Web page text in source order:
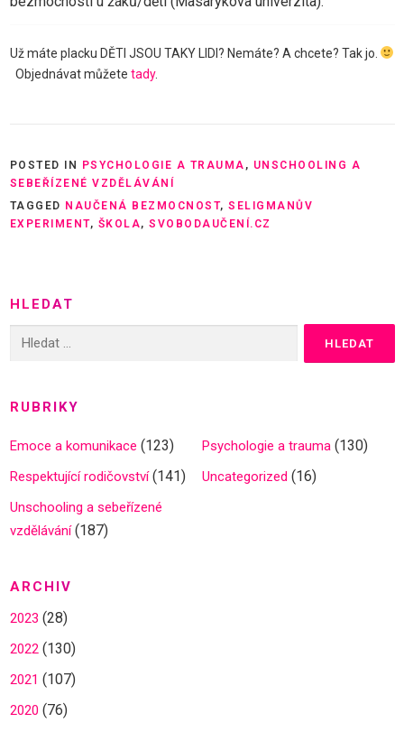
Už máte placku DĚTI JSOU TAKY LIDI? Nemáte? A chcete? Tak jo.
Objednávat můžete tady.
POSTED IN PSYCHOLOGIE A TRAUMA , UNSCHOOLING A
SEBEŘÍZENÉ VZDĚLÁVÁNÍ
TAGGED NAUČENÁ BEZMOCNOST, SELIGMANŮV
EXPERIMENT, ŠKOLA, SVOBODAUČENÍ.CZ
HLEDAT
Vyhledávání
RUBRIKY
Emoce a komunikace (123) Psychologie a trauma (130)
Respektující rodičovství(141) Uncategorized (16)
Unschooling a sebeřízené
vzdělávání(187)
ARCHIV
2023 (28)
2022(130)
2021 (107)
2020 (76)